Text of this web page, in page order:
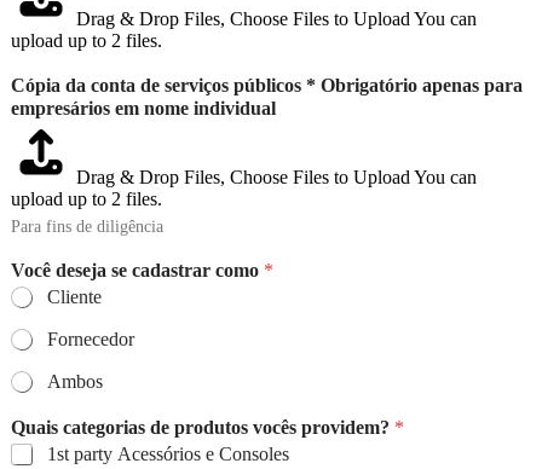
Drag & Drop Files, Choose Files to Upload You can
upload up to 2 files.
Cópia da conta de serviços públicos * Obrigatório apenas para
empresários em nome individual
Drag & Drop Files, Choose Files to Upload You can
upload up to 2 files.
Para fins de diligência
Você deseja se cadastrar como *
Cliente
Fornecedor
Ambos
Quais categorias de produtos vocês providem? *
1st party Acessórios e Consoles